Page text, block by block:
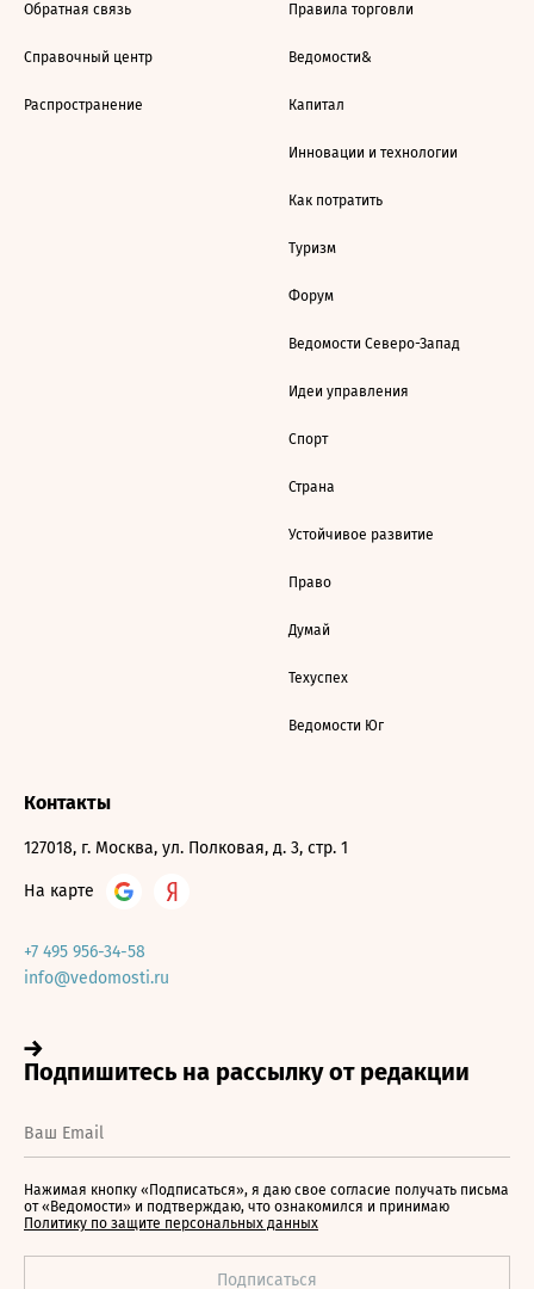
Обратная связь
Справочный центр
Распространение
Правила торговли
Ведомости&
Капитал
Инновации и технологии
Как потратить
Туризм
Форум
Ведомости Северо-Запад
Идеи управления
Спорт
Страна
Устойчивое развитие
Право
Думай
Техуспех
Ведомости Юг
Контакты
127018, г. Москва, ул. Полковая, д. 3, стр. 1
На карте
+7 495 956-34-58
info@vedomosti.ru
Нажимая кнопку «Подписаться», я даю свое согласие получать письма
от «Ведомости» и подтверждаю, что ознакомился и принимаю
Политику по защите персональных данных